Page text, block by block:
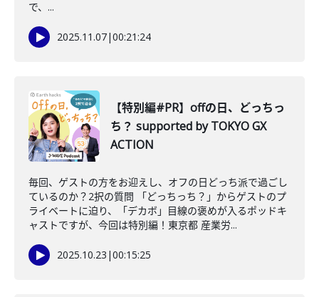
で、...
2025.11.07|00:21:24
【特別編#PR】offの日、どっちっ
ち？ supported by TOKYO GX
ACTION
毎回、ゲストの方をお迎えし、オフの日どっち派で過ごし
ているのか？2択の質問 「どっちっち？」からゲストのプ
ライベートに迫り、「デカボ」目線の褒めが入るポッドキ
ャストですが、今回は特別編！東京都 産業労...
2025.10.23 |00:15:25